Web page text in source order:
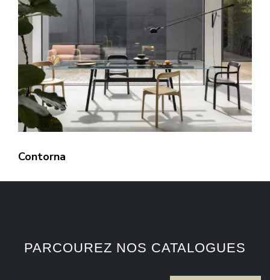
Contorna
PARCOUREZ NOS CATALOGUES